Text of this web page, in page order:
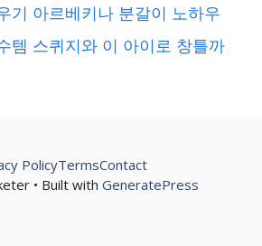
기 아르베키나 분갈이 노하우
템 스퀴지와 이 아이로 창틀까
• Built with GeneratePress
PolicyTermsContact